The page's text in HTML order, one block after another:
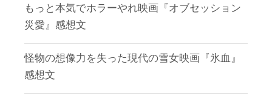
もっと本気でホラーやれ映画『オブセッション
災愛』感想文
怪物の想像力を失った現代の雪女映画『氷血』
感想文